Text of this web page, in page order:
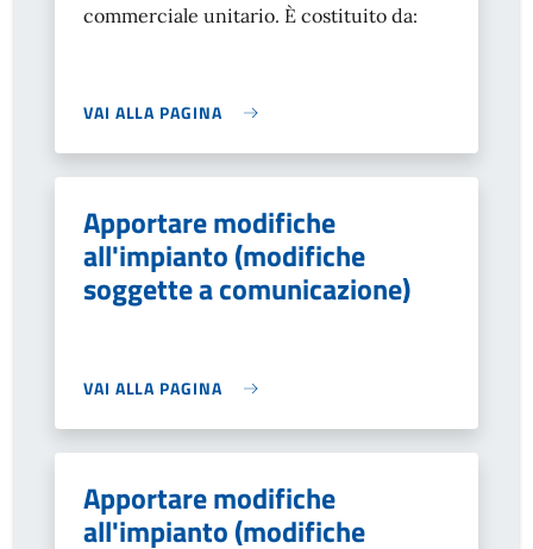
commerciale unitario. È costituito da:
VAI ALLA PAGINA
Apportare modifiche
all'impianto (modifiche
soggette a comunicazione)
VAI ALLA PAGINA
Apportare modifiche
all'impianto (modifiche